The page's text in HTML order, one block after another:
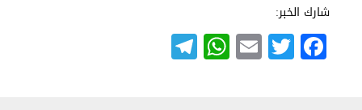
شارك الخبر:
Facebook
Twitter
Email
WhatsApp